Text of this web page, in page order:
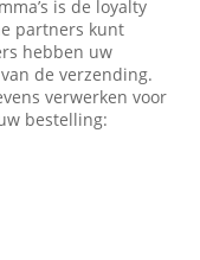
is de loyalty
partners kunt
hebben uw
de verzending.
verwerken voor
bestelling: